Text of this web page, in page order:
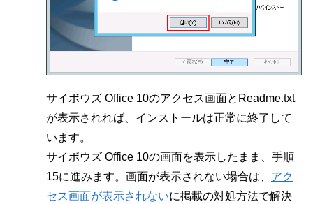
サイボウズ Office 10のアクセス画面とReadme.txt
が表示されれば、インストールは正常に終了して
います。
サイボウズ Office 10の画面を表示したまま、手順
15に進みます。画面が表示されない場合は、 アク
セス画面が表示されないに掲載の対処方法で解決